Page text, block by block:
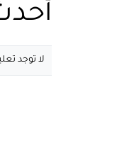
لا توجد